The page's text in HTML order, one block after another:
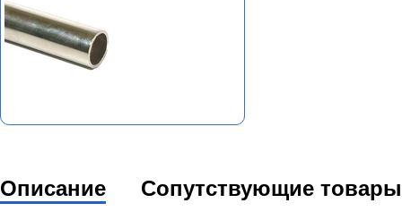
Описание Сопутствующие товары